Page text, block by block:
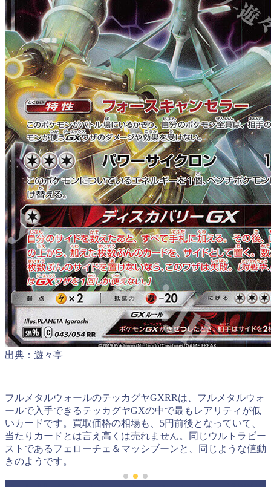
出典：遊々亭
フルメタルウォールのテッカグヤGXRRは、フルメタルウォ
ールで入手できるテッカグヤGXの中で最もレアリティが低
いカードです。買取価格の相場も、5円前後となっていて、
当たりカードとは言え高くは売れません。同じウルトラビー
ストであるフェローチェ＆マッシブーンと、同じような値動
きのようです。